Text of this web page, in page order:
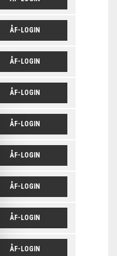
ÅF-LOGIN
ÅF-LOGIN
ÅF-LOGIN
ÅF-LOGIN
ÅF-LOGIN
ÅF-LOGIN
ÅF-LOGIN
ÅF-LOGIN